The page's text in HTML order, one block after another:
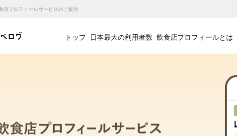
店プロフィールサービスのご案内
食べログ店舗管理画面
トップ 日本最大の利用者数 飲食店プロフィールとは